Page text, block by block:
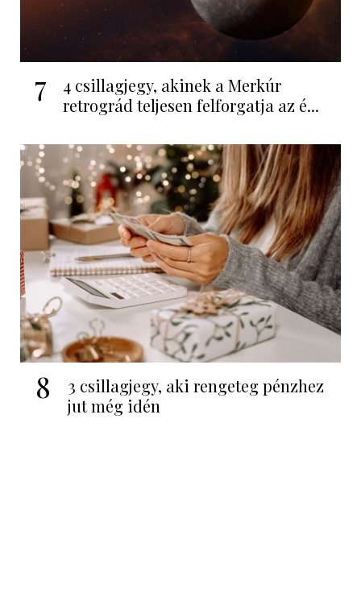
7
4 csillagjegy, akinek a Merkúr
retrográd teljesen felforgatja az é...
8
3 csillagjegy, aki rengeteg pénzhez
jut még idén